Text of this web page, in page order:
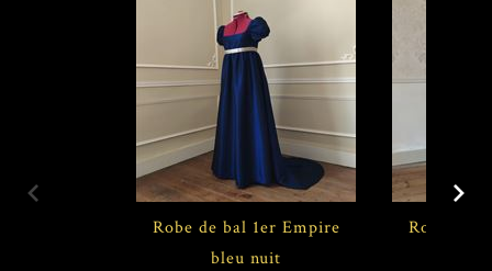
Robe de bal 1er Empire
bleu nuit
Robe de